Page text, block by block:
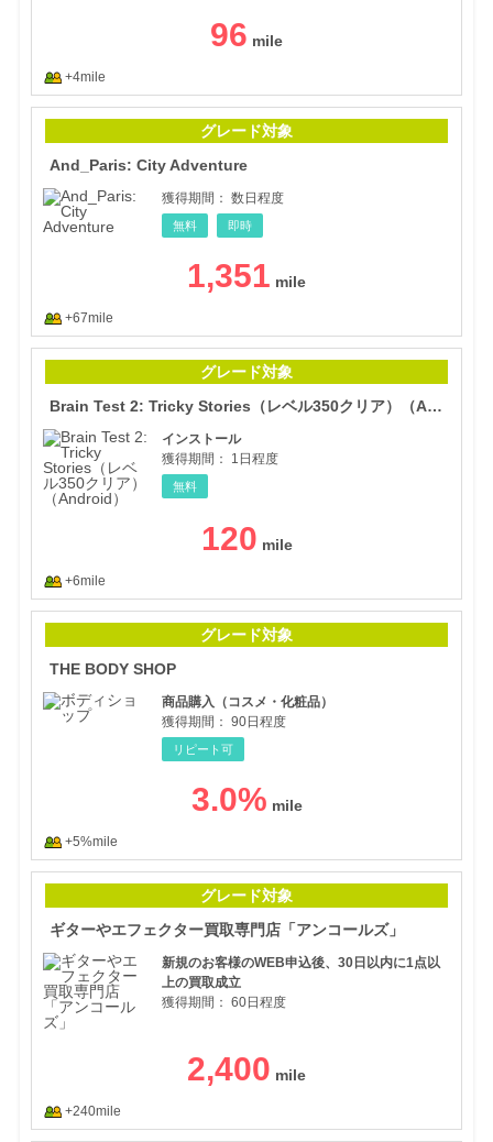
96
+4mile
グレード対象
And_Paris: City Adventure
獲得期間： 数日程度
無料 即時
1,351
+67mile
グレード対象
Brain Test 2: Tricky Stories（レベル350クリア）（Android）
インストール
獲得期間：
1日程度
無料
120
+6mile
グレード対象
THE BODY SHOP
商品購入（コスメ・化粧品）
獲得期間： 90日程度
リピート可
3.0%
+5%mile
グレード対象
ギターやエフェクター買取専門店「アンコールズ」
新規のお客様のWEB申込後、30日以内に1点以
上の買取成立
獲得期間： 60日程度
2,400
+240mile